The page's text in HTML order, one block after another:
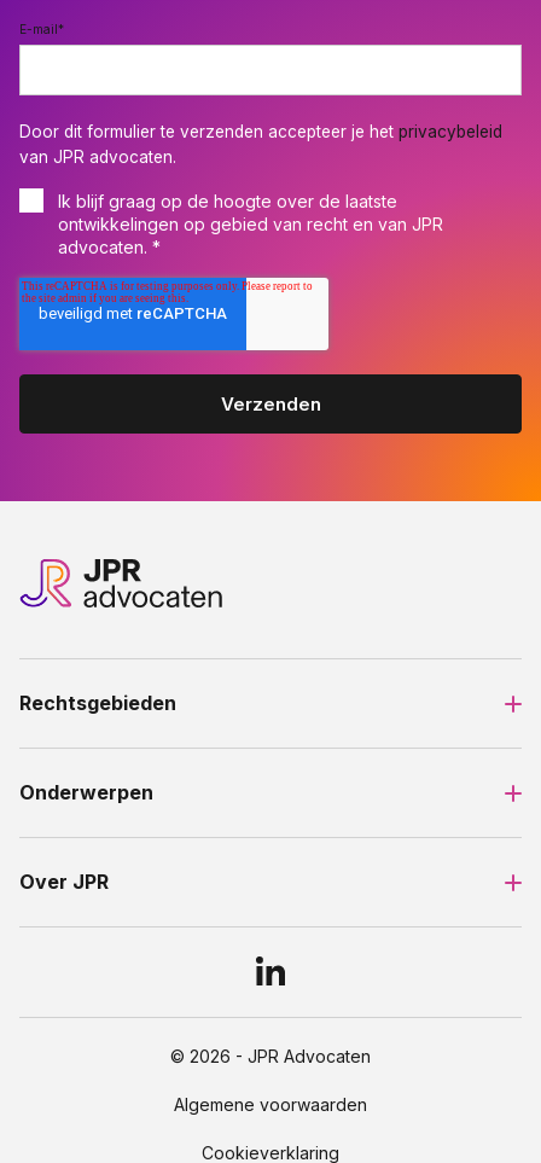
E-mail*
Door dit formulier te verzenden accepteer je het privacybeleid
van JPR advocaten.
Ik blijf graag op de hoogte over de laatste
ontwikkelingen op gebied van recht en van JPR
advocaten. *
Rechtsgebieden
Onderwerpen
Over JPR
© 2026 - JPR Advocaten
Algemene voorwaarden
Cookieverklaring